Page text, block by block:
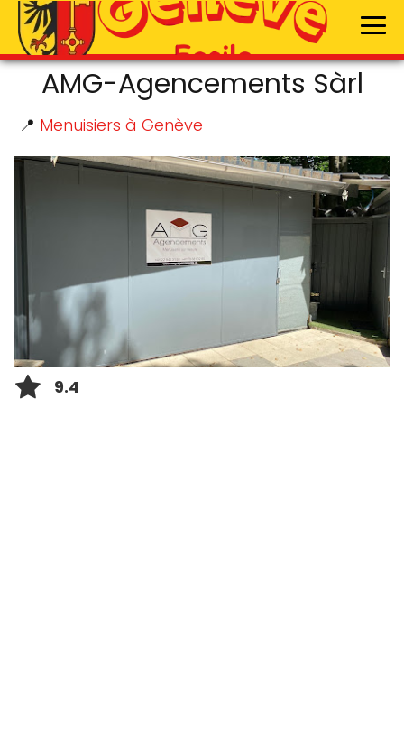
AMG-Agencements Sàrl
📍 Menuisiers à Genève
9.4